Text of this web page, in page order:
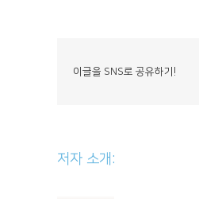
이글을 SNS로 공유하기!